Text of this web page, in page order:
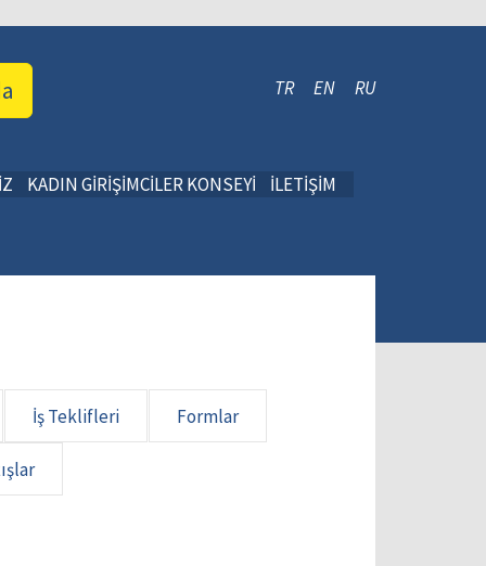
TR EN RU
KADIN GİRİŞİMCİLER KONSEYİ İLETİŞİM
İş Teklifleri Formlar